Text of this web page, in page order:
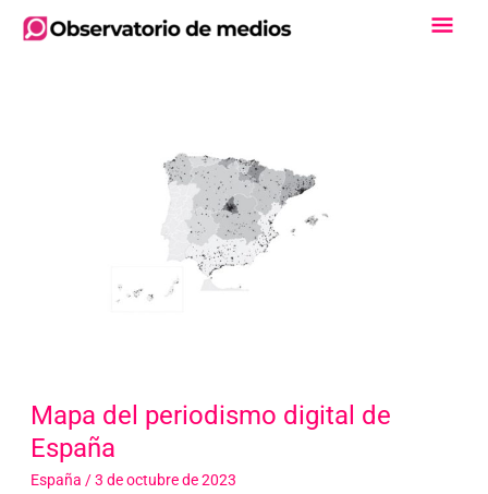
Mapa del periodismo digital de
España
España /3 de octubre de 2023